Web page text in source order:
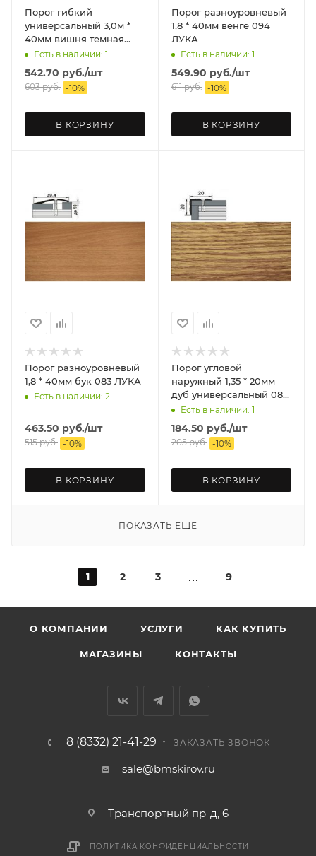
Порог гибкий
универсальный 3,0м *
40мм вишня темная
ИДЕАЛ
Есть в наличии: 1
542.70 руб./шт
603руб. -10%
В КОРЗИНУ
Порог разноуровневый
1,8 * 40мм венге 094
ЛУКА
Есть в наличии: 1
549.90 руб./шт
611руб. -10%
В КОРЗИНУ
Порог разноуровневый
1,8 * 40мм бук 083 ЛУКА
Есть в наличии: 2
463.50 руб./шт
515руб. -10%
В КОРЗИНУ
Порог угловой
наружный 1,35 * 20мм
дуб универсальный 084
ЛУКА
Есть в наличии: 1
184.50 руб./шт
205руб. -10%
В КОРЗИНУ
ПОКАЗАТЬ ЕЩЕ
1 2 3 9
О КОМПАНИИ УСЛУГИ КАК КУПИТЬ
МАГАЗИНЫ КОНТАКТЫ
8 (8332) 21-41-29 ЗАКАЗАТЬ ЗВОНОК
sale@bmskirov.ru
Транспортный пр-д, 6
ПОЛИТИКА КОНФИДЕНЦИАЛЬНОСТИ